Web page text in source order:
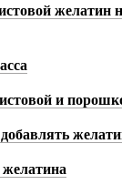
желатин
и